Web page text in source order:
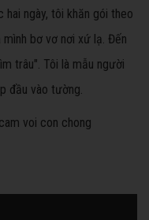
hai ngày, tôi khăn gói theo
mình bơ vơ nơi xứ lạ. Đến
trâu". Tôi là mẫu người
đầu vào tường.